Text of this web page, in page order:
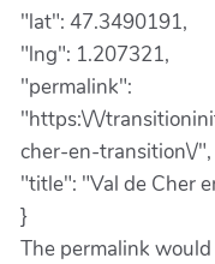
"lat": 47.3490191,
"lng": 1.207321,
"permalink":
"https:\/\/
cher-en-transition\/",
"title": "Val de Cher
}
The permalink